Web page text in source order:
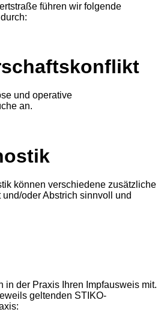
führen wir folgende
und operative
an.
können verschiedene zusätzliche
oder Abstrich sinnvoll und
in der Praxis Ihren Impfausweis mit.
geltenden STIKO-